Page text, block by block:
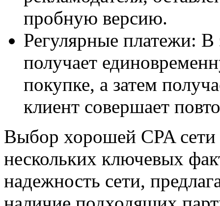
пробную версию.
Регулярные платежи: В
получает
покупке, а затем
клиент совершает
Выбор хорошей CPA сети
нескольких ключевых
надежность сети,